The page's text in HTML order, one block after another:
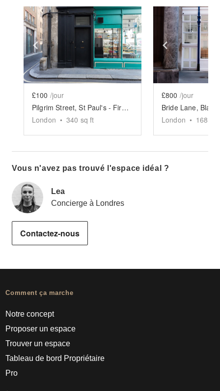
Show previous slide Show next slide
£100 /jour
Pilgrim Street, St Paul's - First Floor Space
London • 340 sq ft
Show
£800 /jour
London • 1688
Vous n'avez pas trouvé l'espace idéal ?
Lea
Concierge à Londres
Contactez-nous
Comment ça marche
Notre concept
Proposer un espace
Trouver un espace
Tableau de bord Propriétaire
Pro